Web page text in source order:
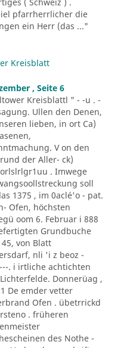
pfarrherrlicher die
ein Herr (das ..."
Kreisblatt
, Seite 6
Kreisblattl " - -u . -
Ullen den Denen,
lieben, in ort Ca)
V on den
der Aller- ck)
. Imwege
soll
1375 , im 0aclé'o - pat.
Ofen, höchsten
oom 6. Februar i 888
Grundbuche
von Blatt
nli 'i z beoz -
. i irtliche achtichten
Donnerüag ,
De emder vetter
Ofen . übetrrickd
. früheren
des Nothe -